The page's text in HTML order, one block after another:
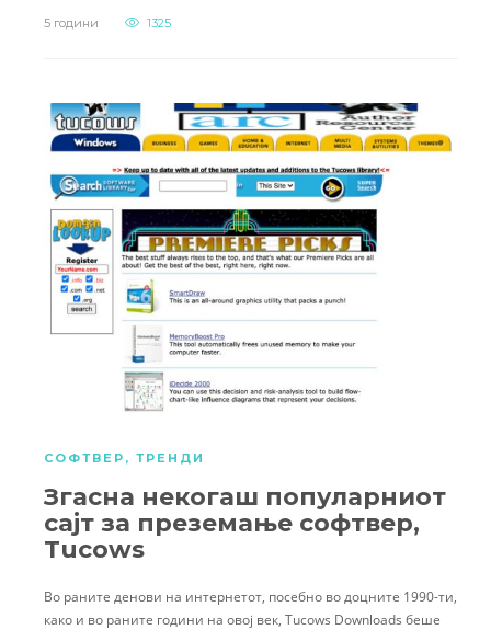
5 години 1325
СОФТВЕР , ТРЕНДИ
Згасна некогаш популарниот
сајт за преземање софтвер,
Tucows
Во раните денови на интернетот, посебно во доцните 1990-ти,
како и во раните години на овој век, Tucows Downloads беше